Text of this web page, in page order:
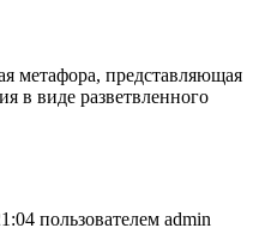
метафора, представляющая
в виде разветвленного
пользователем admin